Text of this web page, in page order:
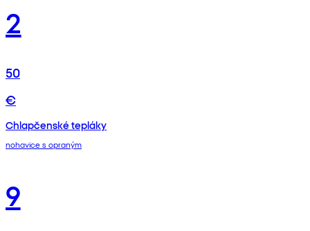
2
50
€
Chlapčenské tepláky
nohavice s opraným
9